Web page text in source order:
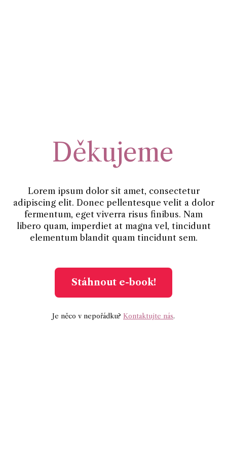
Děkujeme
Lorem ipsum dolor sit amet, consectetur
adipiscing elit. Donec pellentesque velit a dolor
fermentum, eget viverra risus finibus. Nam
libero quam, imperdiet at magna vel, tincidunt
elementum blandit quam tincidunt sem.
Stáhnout e-book!
Je něco v nepořádku? Kontaktujte nás.